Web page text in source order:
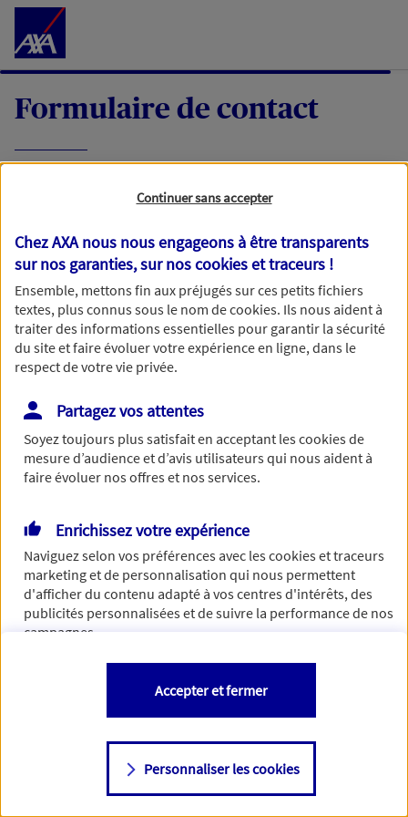
Accéder au Contenu
Formulaire de contact
demande, nous vous répondrons dans les
meilleurs délais par mail ou par téléphone.
Votre message :
Vous disposez de droits sur les informations vous concernant. Pour
plus d’informations,cliquez ici.
Continuer sans accepter
Chez AXA nous nous engageons à être transparents
sur nos garanties, sur noscookies et traceurs !
Ensemble, mettons fin aux préjugés sur ces petits fichiers
textes, plus connus sous le nom decookies. Ils nous aident à
traiter des informations essentielles pour garantir la sécurité
du site et faire évoluer votre expérience en ligne, dans le
respect de votre vie privée.
Partagez vos attentes
Soyez toujours plus satisfait en acceptant lescookiesde
mesure d’audience et d’avis utilisateurs qui nous aident à
faire évoluer nos offres et nos services.
Enrichissez votre expérience
Naviguez selon vos préférences avec lescookies et traceurs
marketing et de personnalisation qui nous permettent
d'afficher du contenu adapté à vos centres d'intérêts, des
publicités personnalisées et de suivre la performance de nos
campagnes.
Vous êtes libre de les accepter, de les refuser comme de
changer d'avis à tout moment en allant sur
Consulter notre politique decookies
Personnaliser les cookies
Accepter et fermer